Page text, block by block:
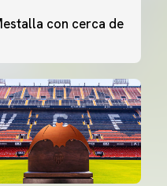
con cerca de